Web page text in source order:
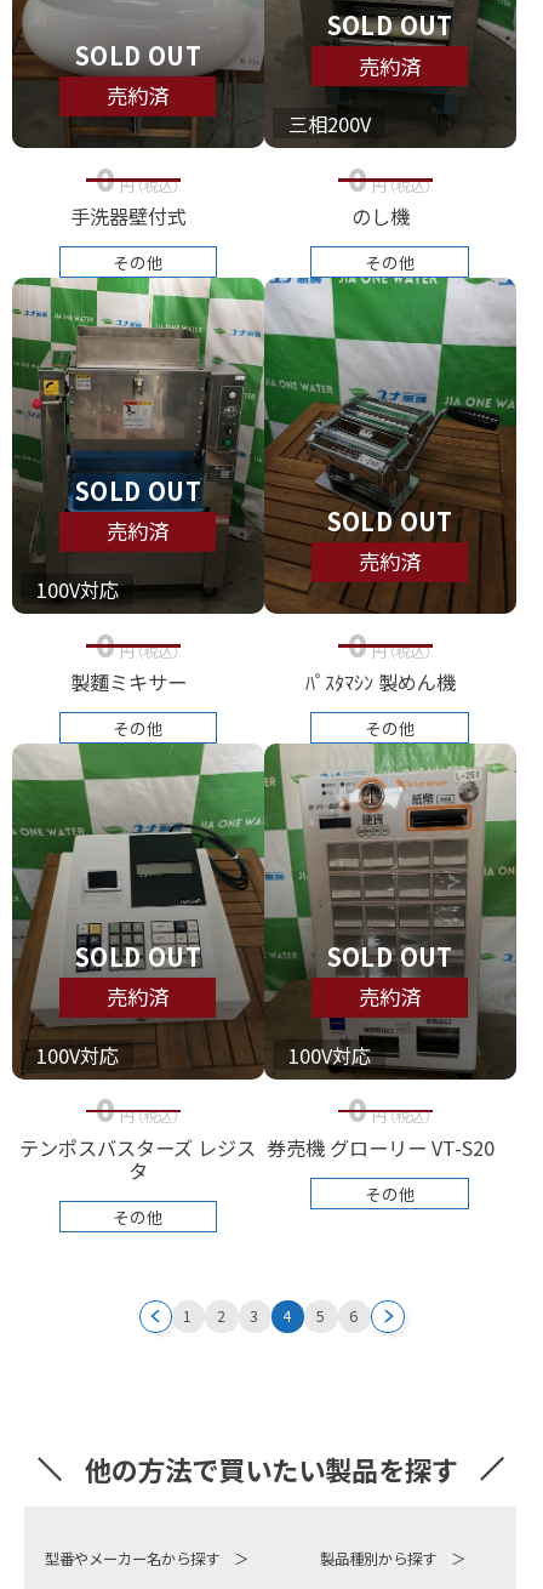
SOLD OUT
売約済
0 円（税込）
手洗器壁付式
その他
SOLD OUT
売約済
三相200V
0 円（税込）
のし機
その他
SOLD OUT
売約済
100V対応
0 円（税込）
製麵ミキサー
その他
SOLD OUT
売約済
0 円（税込）
ﾊﾟｽﾀﾏｼﾝ 製めん機
その他
SOLD OUT
売約済
100V対応
0 円（税込）
テンポスバスターズ レジス
タ
その他
SOLD OUT
売約済
100V対応
0 円（税込）
券売機 グローリー VT-S20
その他
ビ
1 2 3 4 5 6
他の方法で買いたい製品を探す
型番やメーカー名から探す ＞ 製品種別から探す ＞